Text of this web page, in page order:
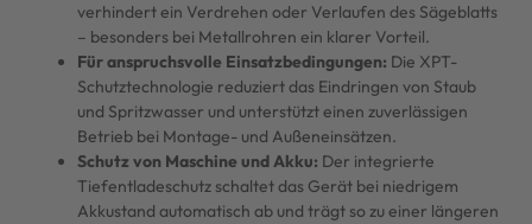
verhindert ein Verdrehen oder Verlaufen des Sägeblatts
– besonders bei Metallrohren ein klarer Vorteil.
Für anspruchsvolle Einsatzbedingungen: Die XPT-
Schutztechnologie reduziert das Eindringen von Staub
und Spritzwasser und unterstützt einen zuverlässigen
Betrieb bei Montage- und Außeneinsätzen.
Schutz von Maschine und Akku: Der integrierte
Tiefentladeschutz schaltet das Gerät bei niedrigem
Akkustand automatisch ab und trägt so zu einer längeren